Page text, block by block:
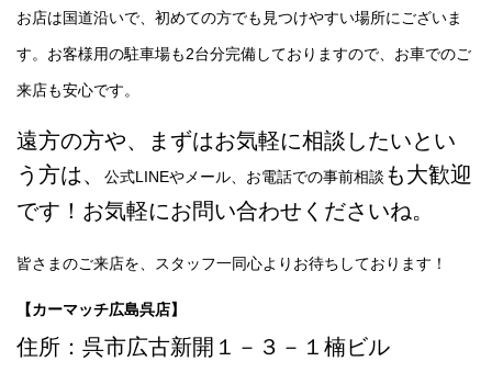
お店は国道沿いで、初めての方でも見つけやすい場所にございま
す。お客様用の駐車場も2台分完備しておりますので、お車でのご
来店も安心です。
遠方の方や、まずはお気軽に相談したいとい
う方は、
公式LINEやメール、お電話での事前相談 も大歓迎
です！お気軽にお問い合わせくださいね。
皆さまのご来店を、スタッフ一同心よりお待ちしております！
【カーマッチ広島呉店】
住所：呉市広古新開１－３－１楠ビル